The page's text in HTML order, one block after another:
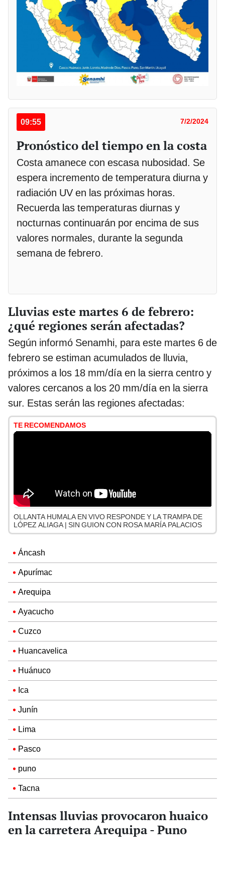
09:55 7/2/2024
Pronóstico del tiempo en la costa
Costa amanece con escasa nubosidad. Se
espera incremento de temperatura diurna y
radiación UV en las próximas horas.
Recuerda las temperaturas diurnas y
nocturnas continuarán por encima de sus
valores normales, durante la segunda
semana de febrero.
Lluvias este martes 6 de febrero:
¿qué regiones serán afectadas?
Según informó Senamhi, para este martes 6 de
febrero se estiman acumulados de lluvia,
próximos a los 18 mm/día en la sierra centro y
valores cercanos a los 20 mm/día en la sierra
sur. Estas serán las regiones afectadas:
TE RECOMENDAMOS
OLLANTA HUMALA EN VIVO RESPONDE Y LA TRAMPA DE
LÓPEZ ALIAGA | SIN GUION CON ROSA MARÍA PALACIOS
Áncash
Apurímac
Arequipa
Ayacucho
Cuzco
Huancavelica
Huánuco
Ica
Junín
Lima
Pasco
puno
Tacna
Intensas lluvias provocaron huaico
en la carretera Arequipa - Puno